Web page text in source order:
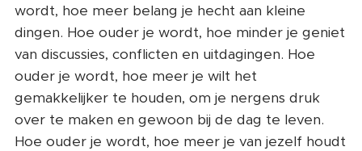
wordt, hoe meer belang je hecht aan kleine
dingen. Hoe ouder je wordt, hoe minder je geniet
van discussies, conflicten en uitdagingen. Hoe
ouder je wordt, hoe meer je wilt het
gemakkelijker te houden, om je nergens druk
over te maken en gewoon bij de dag te leven.
Hoe ouder je wordt, hoe meer je van jezelf houdt